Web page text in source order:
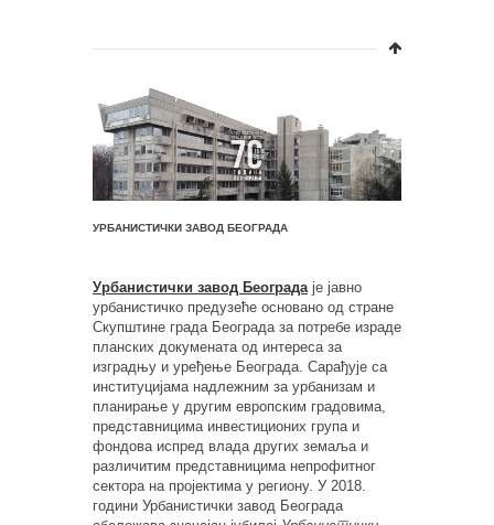
УРБАНИСТИЧКИ ЗАВОД БЕОГРАДА
Урбанистички завод Београда је јавно
урбанистичко предузеће основано од стране
Скупштине града Београда за потребе израде
планских докумената од интереса за
изградњу и уређење Београда. Сарађује са
институцијама надлежним за урбанизам и
планирање у другим европским градовима,
представницима инвестиционих група и
фондова испред влада других земаља и
различитим представницима непрофитног
сектора на пројектима у региону. У 2018.
години Урбанистички завод Београда